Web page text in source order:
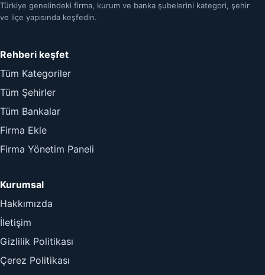
Türkiye genelindeki firma, kurum ve banka şubelerini kategori, şehir
ve ilçe yapısında keşfedin.
Rehberi keşfet
Tüm Kategoriler
Tüm Şehirler
Tüm Bankalar
Firma Ekle
Firma Yönetim Paneli
Kurumsal
Hakkımızda
İletişim
Gizlilik Politikası
Çerez Politikası